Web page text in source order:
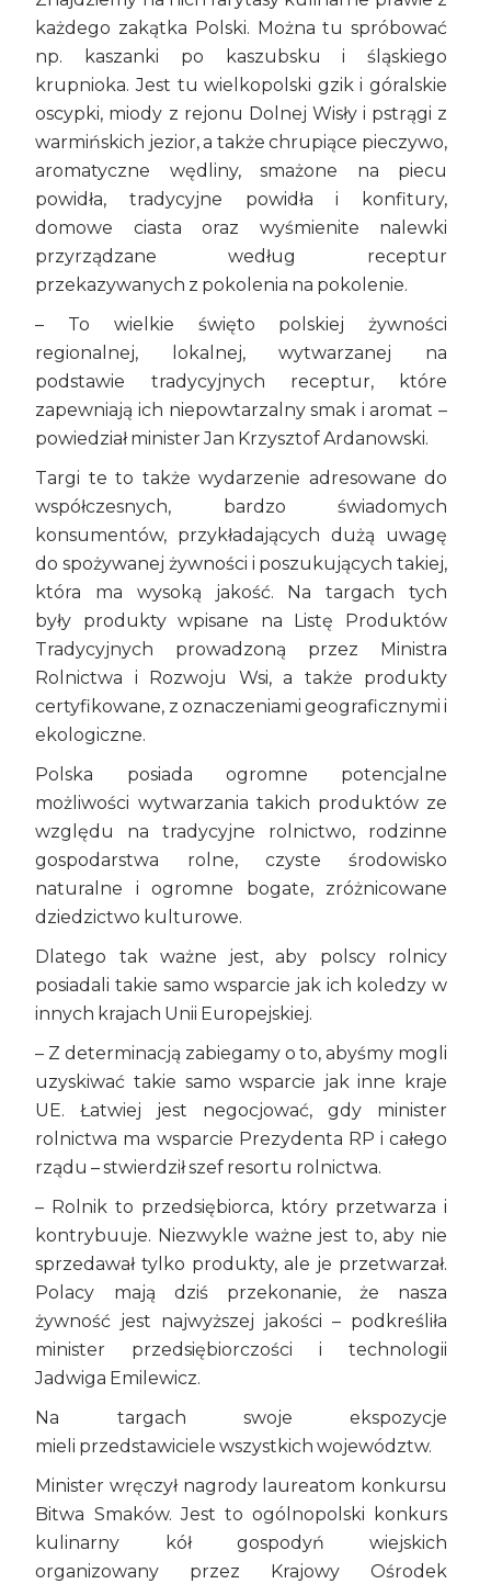
każdego zakątka Polski. Można tu spróbować
np. kaszanki po kaszubsku i śląskiego
krupnioka. Jest tu wielkopolski gzik i góralskie
oscypki, miody z rejonu Dolnej Wisły i pstrągi z
warmińskich jezior, a także chrupiące pieczywo,
aromatyczne wędliny, smażone na piecu
powidła, tradycyjne powidła i konfitury,
domowe ciasta oraz wyśmienite nalewki
przyrządzane według receptur
przekazywanych z pokolenia na pokolenie.
– To wielkie święto polskiej żywności
regionalnej, lokalnej, wytwarzanej na
podstawie tradycyjnych receptur, które
zapewniają ich niepowtarzalny smak i aromat –
powiedział minister Jan Krzysztof Ardanowski.
Targi te to także wydarzenie adresowane do
współczesnych, bardzo świadomych
konsumentów, przykładających dużą uwagę
do spożywanej żywności i poszukujących takiej,
która ma wysoką jakość. Na targach tych
były produkty wpisane na Listę Produktów
Tradycyjnych prowadzoną przez Ministra
Rolnictwa i Rozwoju Wsi, a także produkty
certyfikowane, z oznaczeniami geograficznymi i
ekologiczne.
Polska posiada ogromne potencjalne
możliwości wytwarzania takich produktów ze
względu na tradycyjne rolnictwo, rodzinne
gospodarstwa rolne, czyste środowisko
naturalne i ogromne bogate, zróżnicowane
dziedzictwo kulturowe.
Dlatego tak ważne jest, aby polscy rolnicy
posiadali takie samo wsparcie jak ich koledzy w
innych krajach Unii Europejskiej.
– Z determinacją zabiegamy o to, abyśmy mogli
uzyskiwać takie samo wsparcie jak inne kraje
UE. Łatwiej jest negocjować, gdy minister
rolnictwa ma wsparcie Prezydenta RP i całego
rządu – stwierdził szef resortu rolnictwa.
– Rolnik to przedsiębiorca, który przetwarza i
kontrybuuje. Niezwykle ważne jest to, aby nie
sprzedawał tylko produkty, ale je przetwarzał.
Polacy mają dziś przekonanie, że nasza
żywność jest najwyższej jakości – podkreśliła
minister przedsiębiorczości i technologii
Jadwiga Emilewicz.
Na targach swoje ekspozycje
mieli przedstawiciele wszystkich województw.
Minister wręczył nagrody laureatom konkursu
Bitwa Smaków. Jest to ogólnopolski konkurs
kulinarny kół gospodyń wiejskich
organizowany przez Krajowy Ośrodek